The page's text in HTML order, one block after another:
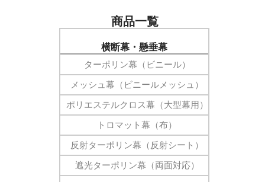
商品一覧
横断幕・懸垂幕
ターポリン幕（ビニール）
メッシュ幕（ビニールメッシュ）
ポリエステルクロス幕（大型幕用）
トロマット幕（布）
反射ターポリン幕（反射シート）
遮光ターポリン幕（両面対応）